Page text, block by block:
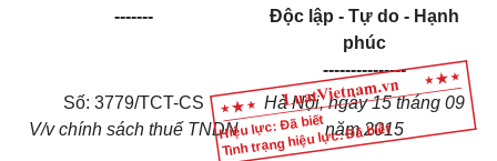
Hiệu lực: Đã biết
Tình trạng hiệu lực: Đã biết
-------
Độc lập - Tự do - Hạnh
phúc
---------------
Số: 3779/TCT-CS
V/v chính sách thuế TNDN
Hà Nội, ngày15tháng 09
năm2015